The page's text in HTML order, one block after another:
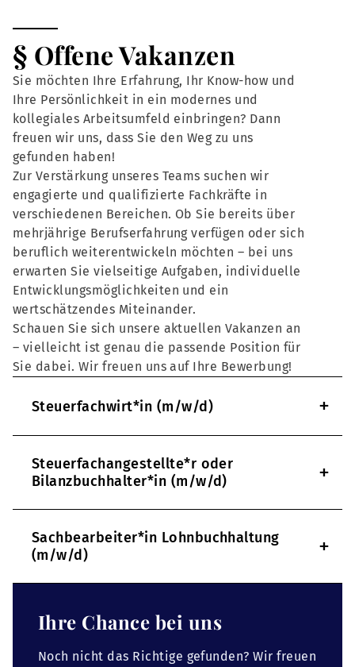
§ Offene Vakanzen
Sie möchten Ihre Erfahrung, Ihr Know-how und
Ihre Persönlichkeit in ein modernes und
kollegiales Arbeitsumfeld einbringen? Dann
freuen wir uns, dass Sie den Weg zu uns
gefunden haben!
Zur Verstärkung unseres Teams suchen wir
engagierte und qualifizierte Fachkräfte in
verschiedenen Bereichen. Ob Sie bereits über
mehrjährige Berufserfahrung verfügen oder sich
beruflich weiterentwickeln möchten – bei uns
erwarten Sie vielseitige Aufgaben, individuelle
Entwicklungsmöglichkeiten und ein
wertschätzendes Miteinander.
Schauen Sie sich unsere aktuellen Vakanzen an
– vielleicht ist genau die passende Position für
Sie dabei. Wir freuen uns auf Ihre Bewerbung!
Steuerfachwirt*in (m/w/d) +
Steuerfachangestellte*r oder
Bilanzbuchhalter*in (m/w/d)
+
Sachbearbeiter*in Lohnbuchhaltung
(m/w/d)
+
Ihre Chance bei uns
Noch nicht das Richtige gefunden? Wir freuen